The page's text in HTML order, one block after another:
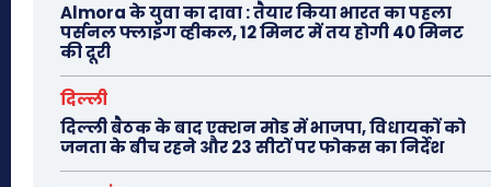
Almora के युवा का दावा : तैयार किया भारत का पहला
पर्सनल फ्लाइंग व्हीकल, 12 मिनट में तय होगी 40 मिनट
की दूरी
दिल्ली
दिल्ली बैठक के बाद एक्शन मोड में भाजपा, विधायकों को
जनता के बीच रहने और 23 सीटों पर फोकस का निर्देश